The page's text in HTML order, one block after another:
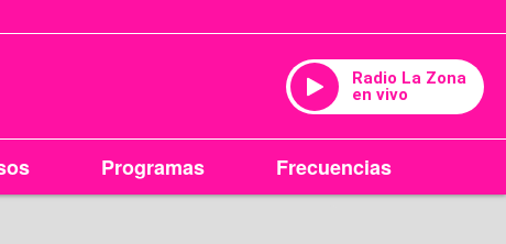
Radio La Zona
en vivo
Programas Frecuencias